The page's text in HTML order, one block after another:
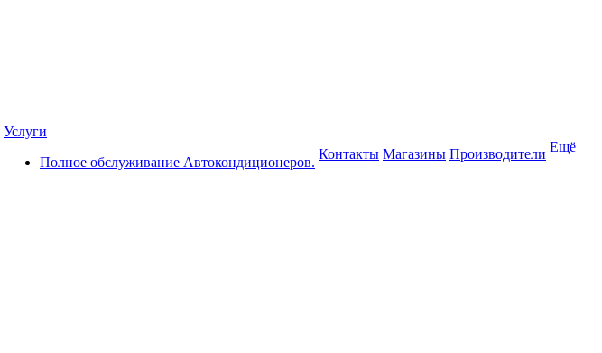
Услуги
Полное обслуживание Автокондиционеров.
Контакты Магазины Производители Ещё